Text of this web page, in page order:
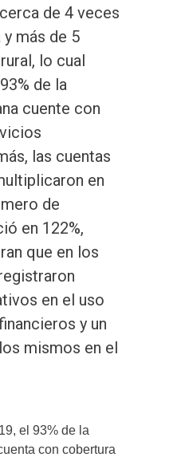
de 4 veces
y más de 5
lo cual
de la
cuente con
las cuentas
en
de
en 122%,
que en los
en el uso
y un
mismos en el
el 93% de la
con cobertura